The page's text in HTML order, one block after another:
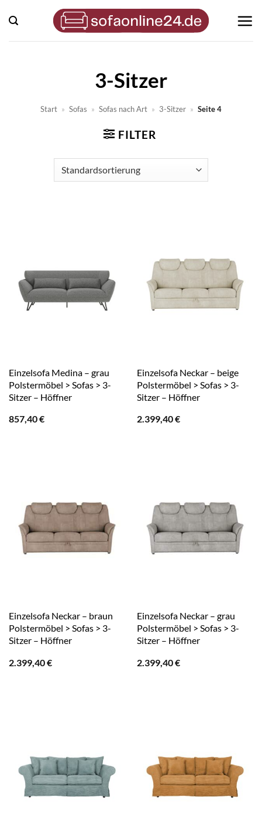
Inhalt
springen
3-Sitzer
Start » Sofas » Sofas nach Art » 3-Sitzer » Seite 4
FILTER
Einzelsofa Medina – grau
Polstermöbel > Sofas > 3-
Sitzer – Höffner
857,40€
Einzelsofa Neckar – beige
Polstermöbel > Sofas > 3-
Sitzer – Höffner
2.399,40€
Einzelsofa Neckar – braun
Polstermöbel > Sofas > 3-
Sitzer – Höffner
2.399,40€
Einzelsofa Neckar – grau
Polstermöbel > Sofas > 3-
Sitzer – Höffner
2.399,40€